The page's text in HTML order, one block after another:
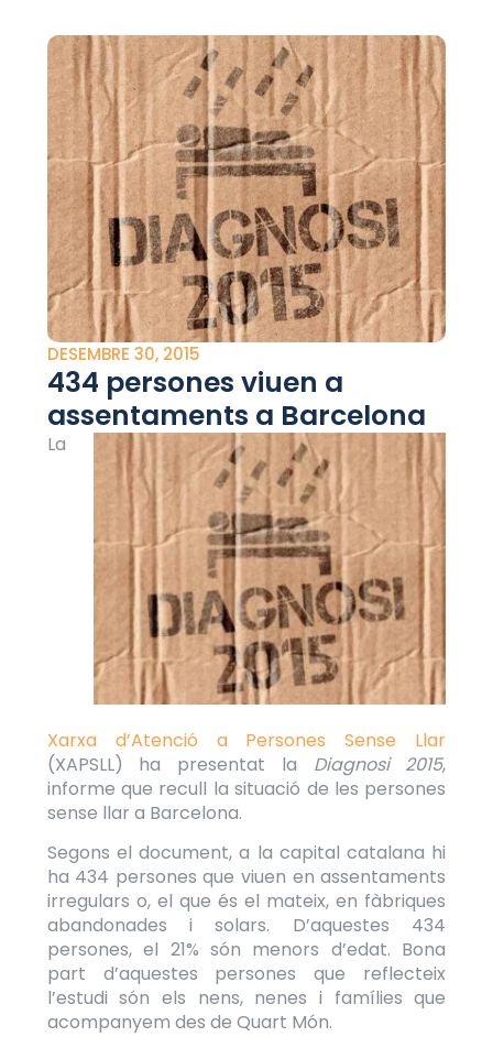
DESEMBRE 30, 2015
434 persones viuen a
assentaments a Barcelona
La
Xarxa d’Atenció a Persones Sense Llar
(XAPSLL) ha presentat la Diagnosi 2015,
informe que recull la situació de les persones
sense llar a Barcelona.
Segons el document, a la capital catalana hi
ha 434 persones que viuen en assentaments
irregulars o, el que és el mateix, en fàbriques
abandonades i solars. D’aquestes 434
persones, el 21% són menors d’edat. Bona
part d’aquestes persones que reflecteix
l’estudi són els nens, nenes i famílies que
acompanyem des de Quart Món.